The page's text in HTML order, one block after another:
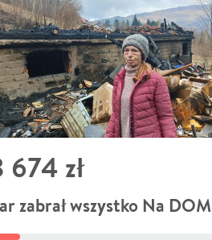
674 zł
zabrał wszystko Na DOM